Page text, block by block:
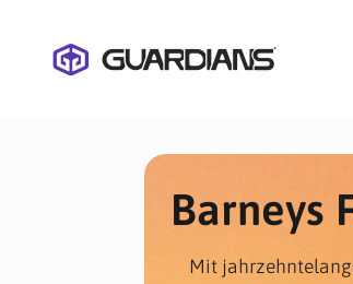
Guardians of Genetics
Barneys
Mit